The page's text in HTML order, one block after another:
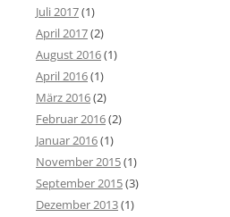
Juli 2017(1)
April 2017(2)
August 2016(1)
April 2016(1)
März 2016(2)
Februar 2016(2)
Januar 2016(1)
November 2015(1)
September 2015(3)
Dezember 2013(1)